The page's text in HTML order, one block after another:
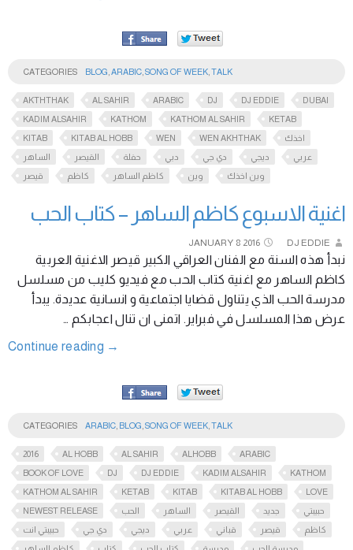
CATEGORIES BLOG ARABIC SONG OF WEEK TALK
AKTHTHAK AL SAHIR ARABIC DJ DJ EDDIE
DUBAI
KADIM ALSAHIR
KATHOM KATHOM AL SAHIR
KETAB
KITAB
KITAB AL HOBB WEN WEN AKHTHAK
اخذك
الساهر
القيصر حفلة دبي دي جي ديجي
عربي
قيصر
كاظم كاظم الساهر وين وين اخذك
اغنية الاسبوع كاظم الساهر – كتاب الحب
JANUARY 8 2016 DJ EDDIE
نبدأ هذه السنة مع الفنان العراقي الكبير قيصر الاغنية العربية
كاظم الساهر مع اغنية كتاب الحب مع فيديو كليب من مسلسل
مدرسة الحب الذي يتناول قضايا اجتماعية و انسانية عديدة. يبدأ
عرض هذا المسلسل في فبراير. اتمنى ان تنال اعجابكم …
Continue reading →
CATEGORIES ARABIC BLOG SONG OF WEEK TALK
2016 AL HOBB AL SAHIR ALHOBB
ARABIC
BOOK OF LOVE
DJ DJ EDDIE KADIM ALSAHIR
KATHOM
KATHOM AL SAHIR
KETAB KITAB KITAB AL HOBB
LOVE
NEWEST RELEASE
الحب الساهر القيصر جديد
حبيبتي
حبيبتي انت
دي جي ديجي عربي قباني قيصر
كاظم